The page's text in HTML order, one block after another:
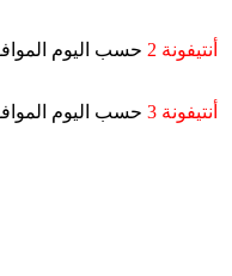
أنتيفونة 2 حسب اليوم
أنتيفونة 3 حسب اليوم